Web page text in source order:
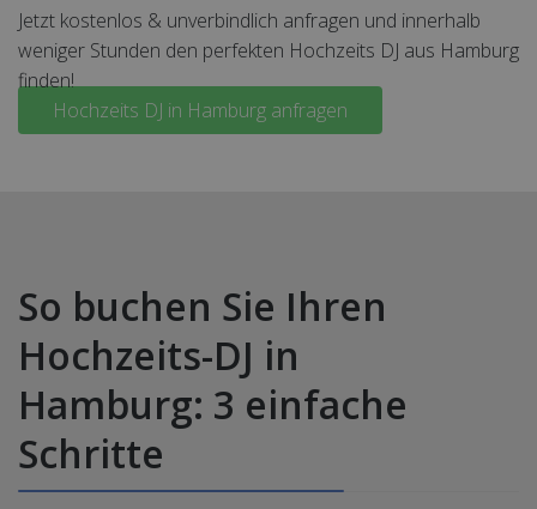
Jetzt kostenlos & unverbindlich anfragen und innerhalb
weniger Stunden den perfekten Hochzeits DJ aus Hamburg
finden!
Hochzeits DJ in Hamburg anfragen
So buchen Sie Ihren
Hochzeits-DJ in
Hamburg: 3 einfache
Schritte